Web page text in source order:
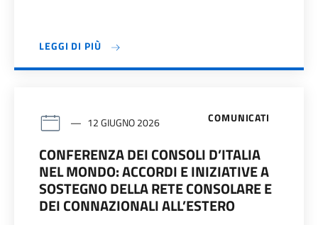
LEGGI DI PIÙ
COMUNICATI
12 GIUGNO 2026
CONFERENZA DEI CONSOLI D’ITALIA
NEL MONDO: ACCORDI E INIZIATIVE A
SOSTEGNO DELLA RETE CONSOLARE E
DEI CONNAZIONALI ALL’ESTERO